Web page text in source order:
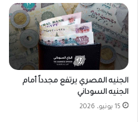
الجنيه المصري يرتفع مجدداً أمام
الجنيه السوداني
15 يونيو، 2026